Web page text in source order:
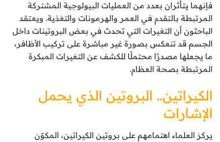
فإنهما يتأثران بعدد من العمليات البيولوجية المشتركة
المرتبطة بالتقدم في العمر والهرمونات والتغذية. ويعتقد
الباحثون أن التغيرات التي تحدث في بعض البروتينات داخل
الجسم قد تنعكس بصورة غير مباشرة على تركيب الأظافر،
ما يجعلها مصدرًا محتملًا للكشف عن التغيرات المبكرة
المرتبطة بصحة العظام.
الكيراتين.. البروتين الذي يحمل
الإشارات
يركز العلماء اهتمامهم على بروتين الكيراتين، المكوّن